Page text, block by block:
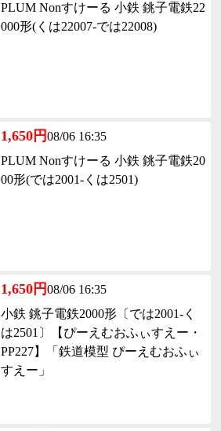
PLUM Nonすけーる 小鉄 銚子電鉄22
000形(くは22007-では22008)
1,650円08/06 16:35
PLUM Nonすけーる 小鉄 銚子電鉄20
00形(では2001-くは2501)
1,650円08/06 16:35
小鉄 銚子電鉄2000形〔では2001-く
は2501〕【ぴーえむおふぃすえー・
PP227】「鉄道模型 ぴーえむおふぃ
すえー」